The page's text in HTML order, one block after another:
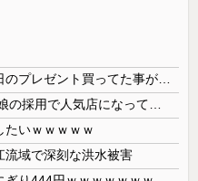
たいｗｗｗｗｗ
流域で深刻な洪水被害